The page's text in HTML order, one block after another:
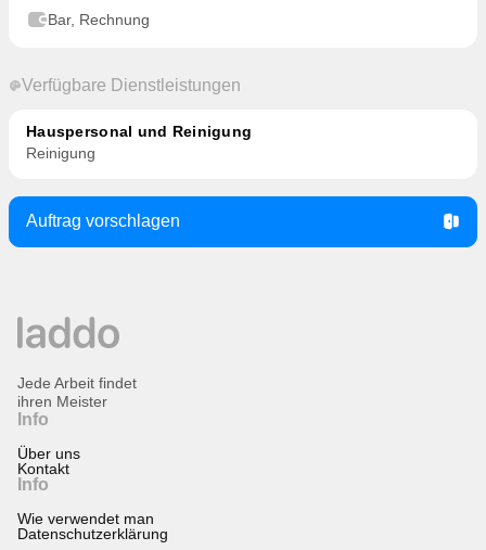
Bar, Rechnung
Verfügbare Dienstleistungen
Hauspersonal und Reinigung
Reinigung
Auftrag vorschlagen
Info
Über uns
Kontakt
Info
Wie verwendet man
Datenschutzerklärung
Jede Arbeit findet
ihren Meister